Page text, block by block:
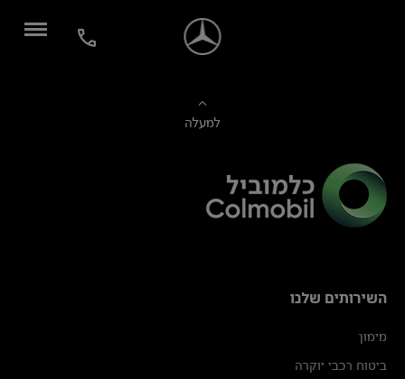
למעלה
השירותים שלנו
מימון
ביטוח רכבי יוקרה